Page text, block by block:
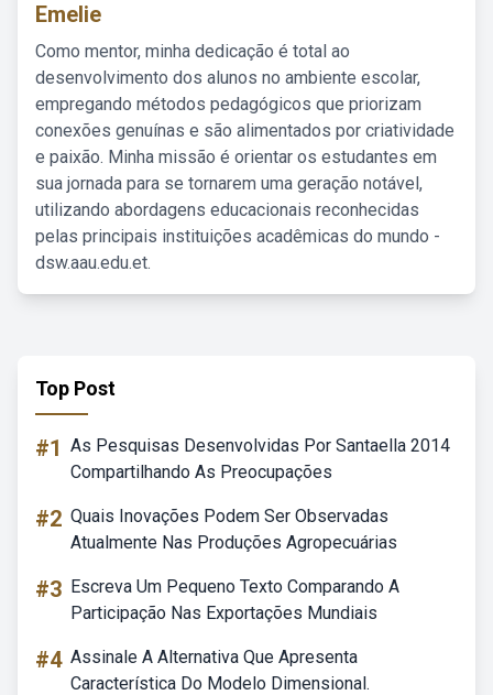
Emelie
Como mentor, minha dedicação é total ao
desenvolvimento dos alunos no ambiente escolar,
empregando métodos pedagógicos que priorizam
conexões genuínas e são alimentados por criatividade
e paixão. Minha missão é orientar os estudantes em
sua jornada para se tornarem uma geração notável,
utilizando abordagens educacionais reconhecidas
pelas principais instituições acadêmicas do mundo -
dsw.aau.edu.et.
Top Post
#1 As Pesquisas Desenvolvidas Por Santaella 2014
Compartilhando As Preocupações
#2 Quais Inovações Podem Ser Observadas
Atualmente Nas Produções Agropecuárias
#3 Escreva Um Pequeno Texto Comparando A
Participação Nas Exportações Mundiais
#4 Assinale A Alternativa Que Apresenta
Característica Do Modelo Dimensional.